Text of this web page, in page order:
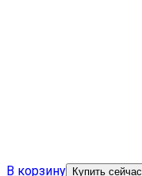
В корзину Купить сейчас